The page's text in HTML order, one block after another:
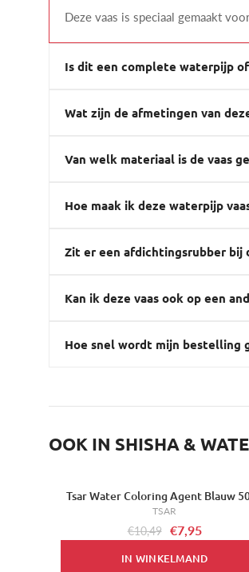
Deze vaas is speciaal gemaakt
Is dit een complete waterpijp of
Wat zijn de afmetingen van
Van welk materiaal is de vaas
Hoe maak ik deze waterpijp
Zit er een afdichtingsrubber bij
Kan ik deze vaas ook op een
Hoe snel wordt mijn bestelling
OOK IN SHISHA &
-24%
Tsar Water Coloring Agent Blauw
TSAR
€10,49 €7,95
IN WINKELMAND